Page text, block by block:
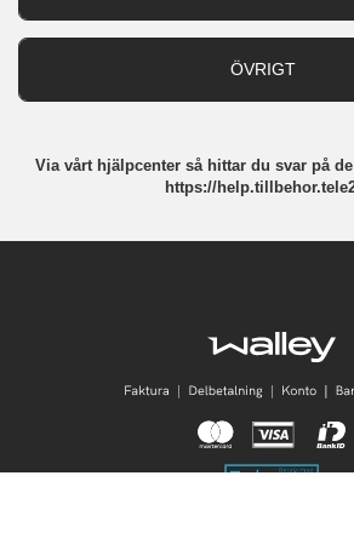
ÖVRIGT
Integritetspolicy
Via vårt hjälpcenter så hittar du svar på
https://